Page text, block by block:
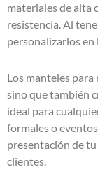
materiales de alta
resistencia. Al
personalizarlos en
Los manteles
sino que también
ideal para
formales o
presentación de
clientes.